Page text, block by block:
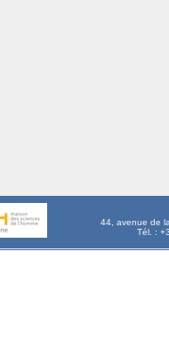
44, avenue de
Tél. :